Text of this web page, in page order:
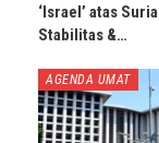
‘Israel’ atas
Stabilitas &…
AGENDA UMAT